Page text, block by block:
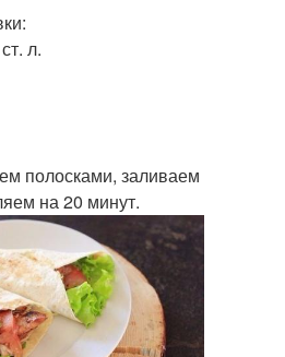
л.
полосками, заливаем
на 20 минут.